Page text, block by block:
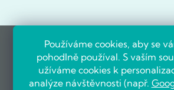
Používáme cookies, aby se
pohodlně používal. S vaším
užíváme cookies k
analýze návštěvnosti (např.